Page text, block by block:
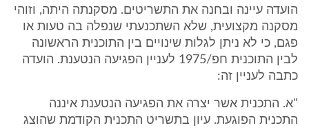
הועדה עיינה ובחנה את התשריטים. מסקנתה היתה, וזוהי
מסקנה מקצועית, שלא השתכנעתי שנפלה בה טעות או
פגם, כי לא ניתן לגלות שינויים בין התוכנית הראשונה
לבין התוכנית חפ/1975 לעניין הפגיעה הנטענת. הועדה
כתבה לעניין זה:
"א. התכנית אשר יצרה את הפגיעה הנטענת איננה
התכנית הפוגעת. עיון בתשריט התכנית הקודמת שהוצג